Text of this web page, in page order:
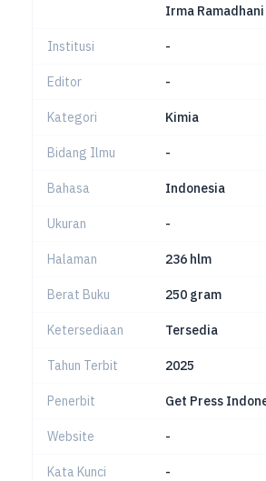
Irma
Institusi -
Editor -
Kategori Kimia
Bidang Ilmu -
Bahasa Indonesia
Ukuran -
Halaman 236 hlm
Berat Buku 250 gram
Ketersediaan Tersedia
Tahun Terbit 2025
Penerbit Get Press
Website -
Kata Kunci -